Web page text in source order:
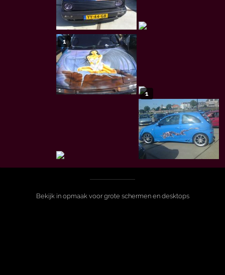
1
1
Bekijk in opmaak voor grote schermen en desktops